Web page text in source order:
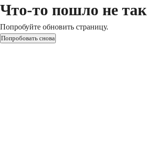
Что-то пошло не так
Попробуйте обновить страницу.
Попробовать снова